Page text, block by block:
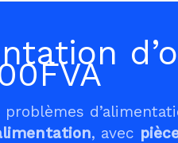
, avec